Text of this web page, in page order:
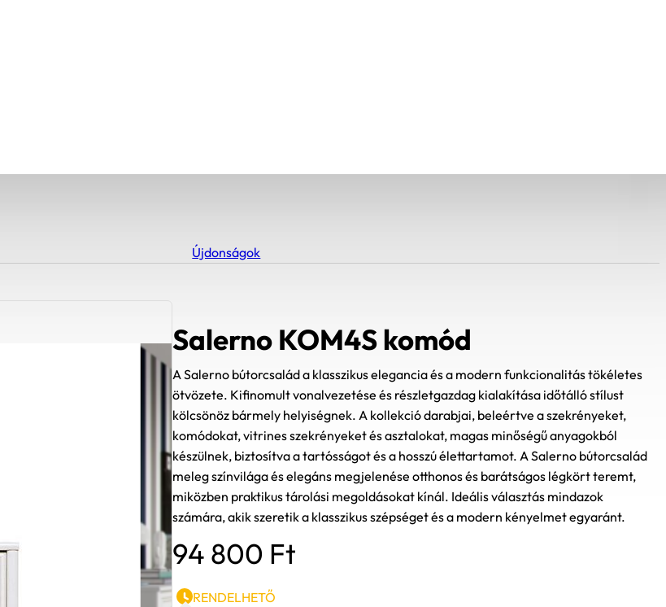
Újdonságok
Salerno KOM4S komód
A Salerno bútorcsalád a klasszikus elegancia és a modern funkcionalitás tökéletes
ötvözete. Kifinomult vonalvezetése és részletgazdag kialakítása időtálló stílust
kölcsönöz bármely helyiségnek. A kollekció darabjai, beleértve a szekrényeket,
komódokat, vitrines szekrényeket és asztalokat, magas minőségű anyagokból
készülnek, biztosítva a tartósságot és a hosszú élettartamot. A Salerno bútorcsalád
meleg színvilága és elegáns megjelenése otthonos és barátságos légkört teremt,
miközben praktikus tárolási megoldásokat kínál. Ideális választás mindazok
számára, akik szeretik a klasszikus szépséget és a modern kényelmet egyaránt.
94 800 Ft
RENDELHETŐ